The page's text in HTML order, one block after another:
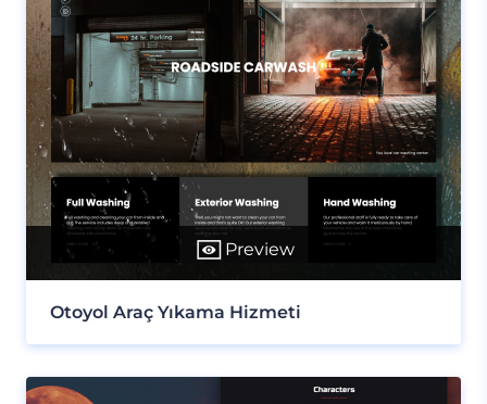
Preview
Otoyol Araç Yıkama Hizmeti